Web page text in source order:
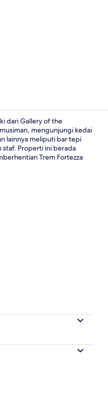
Restoran
dari Gallery of the
mengunjungi kedai
lainnya meliputi bar tepi
staf. Properti ini berada
Trem Fortezza